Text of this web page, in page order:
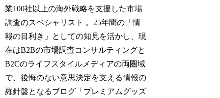
業100社以上の海外戦略を支援した市場
調査のスペシャリスト 。25年間の「情
報の目利き」としての知見を活かし、現
在はB2Bの市場調査コンサルティングと
B2Cのライフスタイルメディアの両圏域
で、後悔のない意思決定を支える情報の
羅針盤となるブログ「プレミアムグッズ